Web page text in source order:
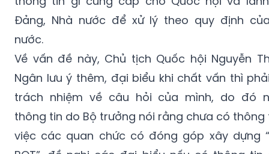
nước.
Về vấn đề này, Chủ tịch Quốc hội Nguyễn
Ngân lưu ý thêm, đại biểu khi chất vấn thì
trách nhiệm về câu hỏi của mình, do đó
thông tin do Bộ trưởng nói rằng chưa có thông
việc các quan chức có đóng góp xây dựng
BOT”, đề nghị các đại biểu nếu có thông tin
xác thì cung cấp cho Quốc hội giám sát về